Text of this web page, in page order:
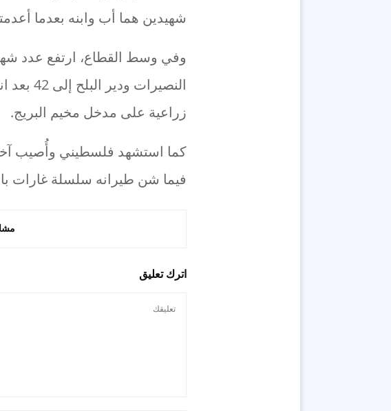
شهيدين هما أب وابنه بعدما
وفي وسط القطاع، ارتفع عدد
زراعية على مدخل مخيم البريج.
كما استشهد فلسطيني وأُصيب
فيما شن طيرانه سلسلة غارات باتجاه شارع 10 جنوب حي
اترك تعليق